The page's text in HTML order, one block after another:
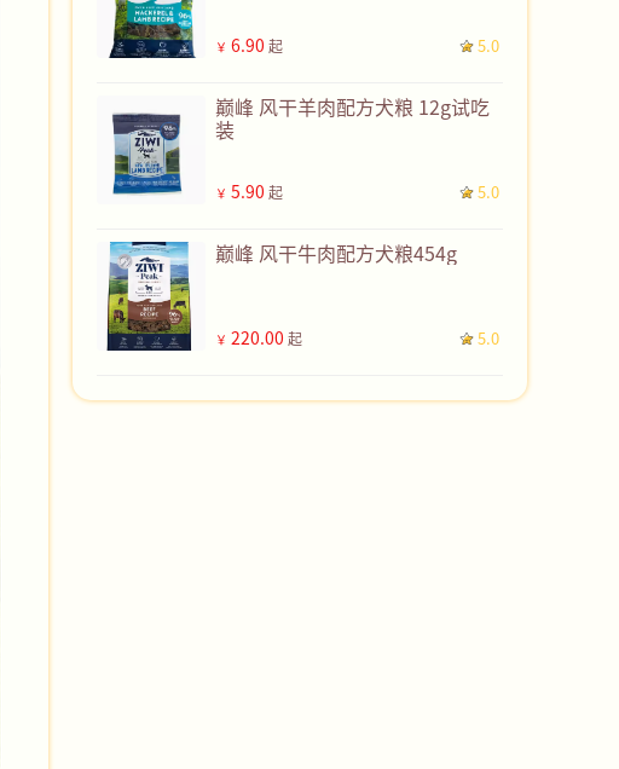
￥ 6.90 起 5.0
巅峰 风干羊肉配方犬粮 12g试吃
装
￥ 5.90 起 5.0
巅峰 风干牛肉配方犬粮454g
￥ 220.00 起 5.0